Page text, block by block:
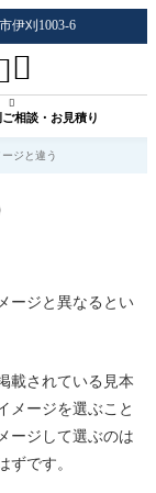
伊刈1003-6

ご相談・お見積り

ジと違う
ージと異なるとい
載されている見本
メージを選ぶこと
ージして選ぶのは
です。